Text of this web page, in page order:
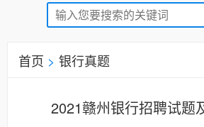
首页 > 银行真题
2021赣州银行招聘试题